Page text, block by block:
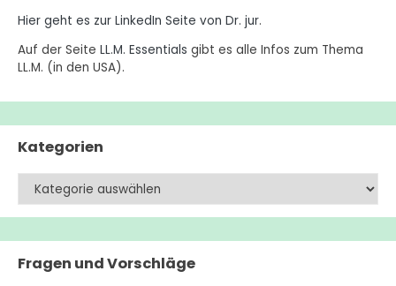
Hier geht es zur LinkedIn Seite von Dr. jur.
Auf der SeiteLL.M. Essentials gibt es alle Infos zum Thema
LL.M. (in den USA).
Kategorien
Fragen und Vorschläge